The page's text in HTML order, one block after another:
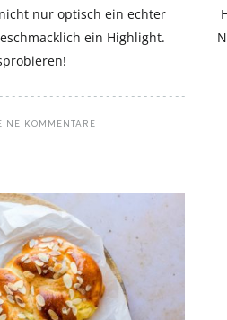
nur optisch ein echter
ein Highlight.
KOMMENTARE